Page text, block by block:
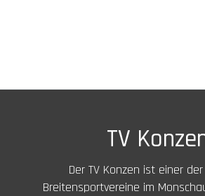
TV
Der TV Konzen ist einer
Breitensportvereine im